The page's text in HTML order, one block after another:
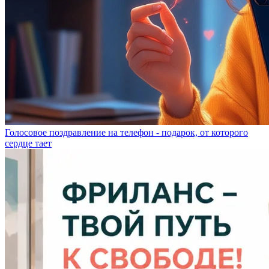
Голосовое поздравление на телефон - подарок, от которого
сердце тает